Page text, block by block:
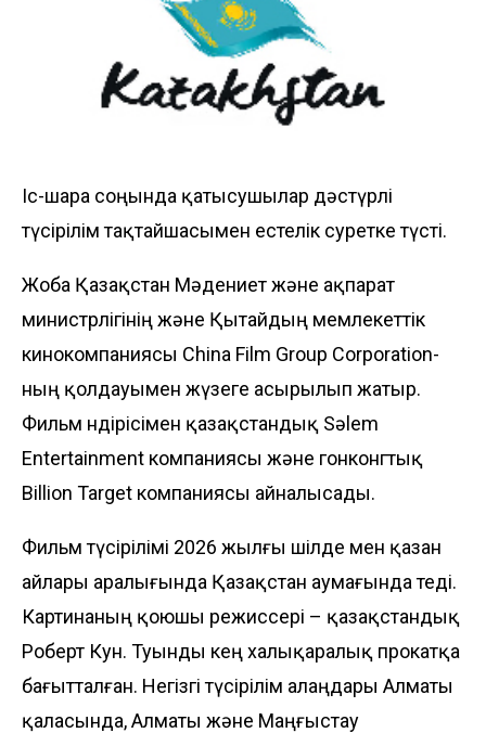
Іс-шара соңында қатысушылар дәстүрлі
түсірілім тақтайшасымен естелік суретке түсті.
Жоба Қазақстан Мәдениет және ақпарат
министрлігінің және Қытайдың мемлекеттік
кинокомпаниясы China Film Group Corporation-
ның қолдауымен жүзеге асырылып жатыр.
Фильм өндірісімен қазақстандық Sәlem
Entertainment компаниясы және гонконгтық
Billion Target компаниясы айналысады.
Фильм түсірілімі 2026 жылғы шілде мен қазан
айлары аралығында Қазақстан аумағында өтеді.
Картинаның қоюшы режиссері – қазақстандық
Роберт Кун. Туынды кең халықаралық прокатқа
бағытталған. Негізгі түсірілім алаңдары Алматы
қаласында, Алматы және Маңғыстау